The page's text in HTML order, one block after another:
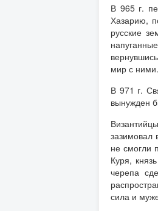
В 965 г.
Хазарию,
русские
мир с ними.
В 971 г.
вынужден
не смогли
Куря,
черепа
сила и